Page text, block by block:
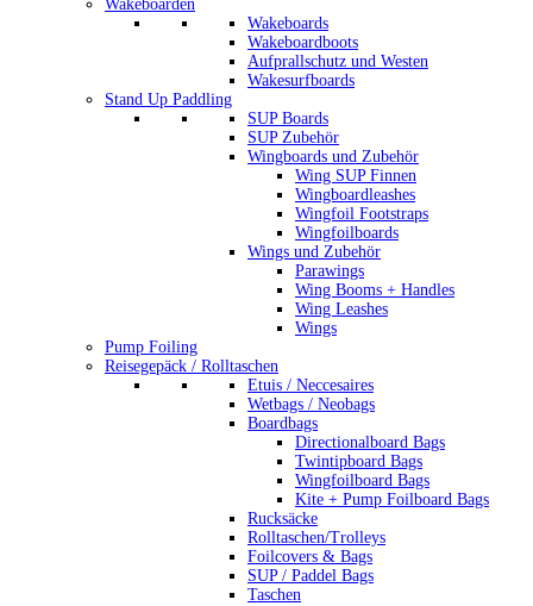
Wakeboarden
Wakeboards
Wakeboardboots
Aufprallschutz und Westen
Wakesurfboards
Stand Up Paddling
SUP Boards
SUP Zubehör
Wingboards und Zubehör
Wing SUP Finnen
Wingboardleashes
Wingfoil Footstraps
Wingfoilboards
Wings und Zubehör
Parawings
Wing Booms + Handles
Wing Leashes
Wings
Pump Foiling
Reisegepäck / Rolltaschen
Etuis / Neccesaires
Wetbags / Neobags
Boardbags
Directionalboard Bags
Twintipboard Bags
Wingfoilboard Bags
Kite + Pump Foilboard Bags
Rucksäcke
Rolltaschen/Trolleys
Foilcovers & Bags
SUP / Paddel Bags
Taschen